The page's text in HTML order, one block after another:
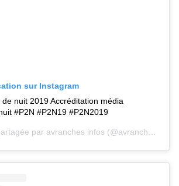
sur Instagram
nuit 2019 Accréditation média
#P2N #P2N19 #P2N2019
par avranches infos (@avranches.infos) le 9 Juin 2019 à 4 :56 PDT